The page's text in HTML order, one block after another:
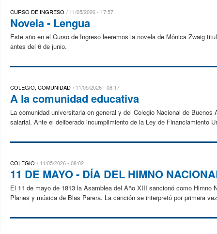
CURSO DE INGRESO 11/05/2026 - 17:57
Novela - Lengua
Este año en el Curso de Ingreso leeremos la novela de Mónica Zwaig
antes del 6 de junio.
COLEGIO, COMUNIDAD 11/05/2026 - 08:17
A la comunidad educativa
La comunidad universitaria en general y del Colegio Nacional de
salarial. Ante el deliberado incumplimiento de la Ley de Financiamiento
COLEGIO 11/05/2026 - 08:02
11 DE MAYO - DÍA DEL HIMNO
El 11 de mayo de 1813 la Asamblea del Año XIII sancionó como
Planes y música de Blas Parera. La canción se interpretó por primera